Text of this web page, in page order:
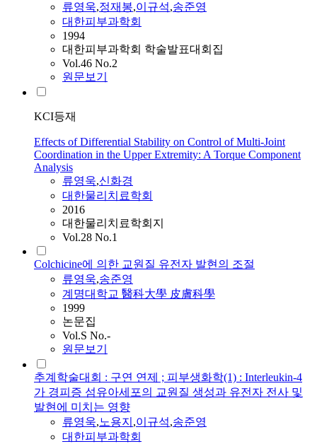
류영욱,정재봉,이규석,송준영
대한피부과학회
1994
대한피부과학회 학술발표대회집
Vol.46 No.2
원문보기
KCI등재
Effects of Differential Stability on Control of Multi-Joint
Coordination in the Upper Extremity: A Torque Component
Analysis
류영욱,신화경
대한물리치료학회
2016
대한물리치료학회지
Vol.28 No.1
Colchicine에 의한 교원질 유전자 발현의 조절
류영욱,송준영
계명대학교 醫科大學 皮膚科學
1999
논문집
Vol.S No.-
원문보기
추계학술대회 : 구연 연제 ; 피부생화학(1) : Interleukin-4
가 경피증 섬유아세포의 교원질 생성과 유전자 전사 및
발현에 미치는 영향
류영욱,노용지 ,이규석,송준영
대한피부과학회